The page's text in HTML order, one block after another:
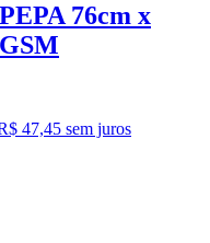
76cm x
47,45 sem juros